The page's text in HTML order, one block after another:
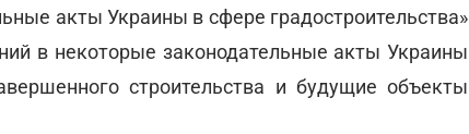
акты Украины в сфере градостроительства»
в некоторые законодательные акты Украины
строительства и будущие объекты